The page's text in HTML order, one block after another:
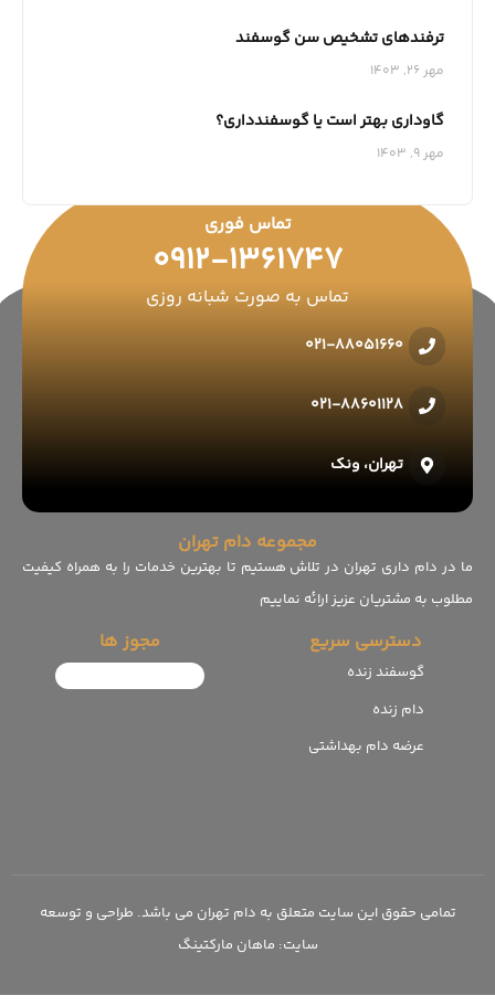
ترفندهای تشخیص سن گوسفند
مهر 26, 1403
گاوداری بهتر است یا گوسفندداری؟
مهر 9, 1403
تماس فوری
0912-1361747
تماس به صورت شبانه روزی
021-88051660
021-88601128
تهران، ونک
مجموعه دام تهران
ما در دام داری تهران در تلاش هستیم تا بهترین خدمات را به همراه کیفیت
مطلوب به مشتریان عزیز ارائه نماییم
دسترسی سریع
گوسفند زنده
دام زنده
عرضه دام بهداشتی
مجوز ها
تمامی حقوق این سایت متعلق به دام تهران می باشد. طراحی و توسعه
سایت:‌ ماهان مارکتینگ